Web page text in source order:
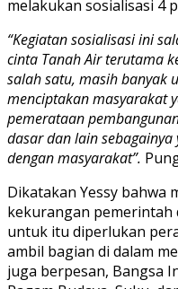
melakukan sosialisasi 4
“Kegiatan sosialisasi ini
cinta Tanah Air terutama
salah satu, masih banyak
menciptakan masyarakat
pemerataan
dasar dan lain
dengan masyarakat”.
Dikatakan Yessy bahwa
kekurangan pemerintah
untuk itu diperlukan
ambil bagian di dalam
juga berpesan, Bangsa